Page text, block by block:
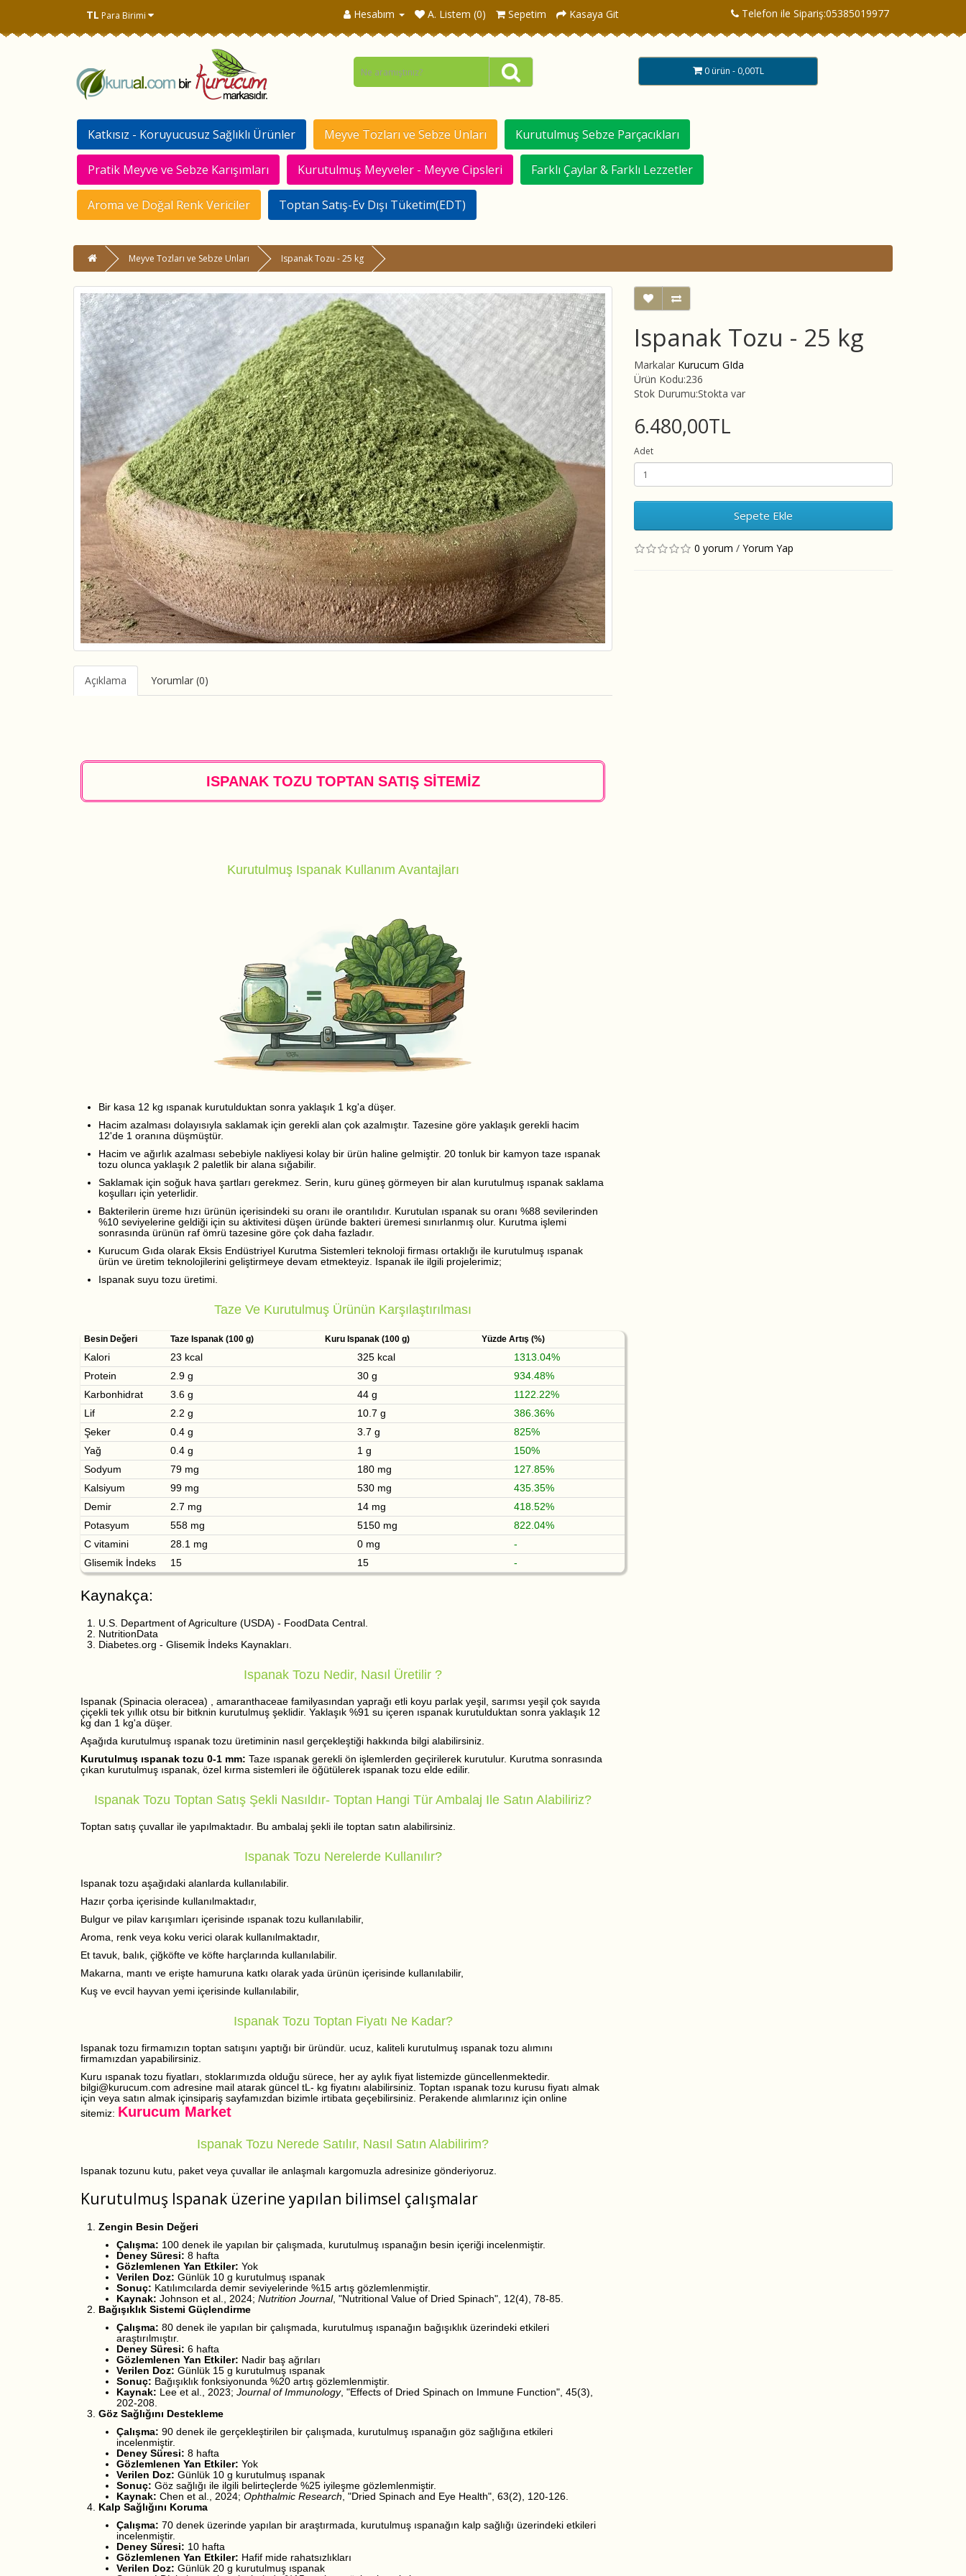
TL Para Birimi Hesabım A. Listem (0) Sepetim Kasaya Git Telefon ile Sipariş:05385019977
0 ürün - 0,00TL
Katkısız - Koruyucusuz Sağlıklı Ürünler Meyve Tozları ve Sebze Unları Kurutulmuş Sebze Parçacıkları
Pratik Meyve ve Sebze Karışımları Kurutulmuş Meyveler - Meyve Cipsleri Farklı Çaylar & Farklı Lezzetler
Aroma ve Doğal Renk Vericiler Toptan Satış-Ev Dışı Tüketim(EDT)
Meyve Tozları ve Sebze Unları Ispanak Tozu - 25 kg
Açıklama Yorumlar (0)
ISPANAK TOZU TOPTAN SATIŞ SİTEMİZ
Kurutulmuş Ispanak Kullanım Avantajları
Bir kasa 12 kg ıspanak kurutulduktan sonra yaklaşık 1 kg'a düşer.
Hacim azalması dolayısıyla saklamak için gerekli alan çok azalmıştır. Tazesine göre yaklaşık gerekli hacim
12'de 1 oranına düşmüştür.
Hacim ve ağırlık azalması sebebiyle nakliyesi kolay bir ürün haline gelmiştir. 20 tonluk bir kamyon taze ıspanak
tozu olunca yaklaşık 2 paletlik bir alana sığabilir.
Saklamak için soğuk hava şartları gerekmez. Serin, kuru güneş görmeyen bir alan kurutulmuş ıspanak saklama
koşulları için yeterlidir.
Bakterilerin üreme hızı ürünün içerisindeki su oranı ile orantılıdır. Kurutulan ıspanak su oranı %88 sevilerinden
%10 seviyelerine geldiği için su aktivitesi düşen üründe bakteri üremesi sınırlanmış olur. Kurutma işlemi
sonrasında ürünün raf ömrü tazesine göre çok daha fazladır.
Kurucum Gıda olarak Eksis Endüstriyel Kurutma Sistemleri teknoloji firması ortaklığı ile kurutulmuş ıspanak
ürün ve üretim teknolojilerini geliştirmeye devam etmekteyiz. Ispanak ile ilgili projelerimiz;
Ispanak suyu tozu üretimi.
Taze Ve Kurutulmuş Ürünün Karşılaştırılması
Besin Değeri Taze Ispanak (100 g) Kuru Ispanak (100 g) Yüzde Artış (%)
Kalori 23 kcal 325 kcal
1313.04%
Protein
2.9 g 30 g
934.48%
Karbonhidrat
3.6 g 44 g
1122.22%
Lif
2.2 g 10.7 g
386.36%
Şeker
0.4 g 3.7 g
825%
Yağ
0.4 g 1 g
150%
Sodyum
79 mg 180 mg
127.85%
Kalsiyum
99 mg 530 mg
435.35%
Demir
2.7 mg 14 mg
418.52%
Potasyum
558 mg 5150 mg
822.04%
C vitamini
28.1 mg 0 mg
-
Glisemik İndeks
15 15 -
Kaynakça:
U.S. Department of Agriculture (USDA) - FoodData Central.
NutritionData
Diabetes.org - Glisemik İndeks Kaynakları.
Ispanak Tozu Nedir, Nasıl Üretilir ?
Ispanak (Spinacia oleracea) , amaranthaceae familyasından yaprağı etli koyu parlak yeşil, sarımsı yeşil çok sayıda
çiçekli tek yıllık otsu bir bitknin kurutulmuş şeklidir. Yaklaşık %91 su içeren ıspanak kurutulduktan sonra yaklaşık 12
kg dan 1 kg'a düşer.
Aşağıda kurutulmuş ıspanak tozu üretiminin nasıl gerçekleştiği hakkında bilgi alabilirsiniz.
Kurutulmuş ıspanak tozu 0-1 mm: Taze ıspanak gerekli ön işlemlerden geçirilerek kurutulur. Kurutma sonrasında
çıkan kurutulmuş ıspanak, özel kırma sistemleri ile öğütülerek ıspanak tozu elde edilir.
Ispanak Tozu Toptan Satış Şekli Nasıldır- Toptan Hangi Tür Ambalaj Ile Satın Alabiliriz?
Toptan satış çuvallar ile yapılmaktadır. Bu ambalaj şekli ile toptan satın alabilirsiniz.
Ispanak Tozu Nerelerde Kullanılır?
Ispanak tozu aşağıdaki alanlarda kullanılabilir.
Hazır çorba içerisinde kullanılmaktadır,
Bulgur ve pilav karışımları içerisinde ıspanak tozu kullanılabilir,
Aroma, renk veya koku verici olarak kullanılmaktadır,
Et tavuk, balık, çiğköfte ve köfte harçlarında kullanılabilir.
Makarna, mantı ve erişte hamuruna katkı olarak yada ürünün içerisinde kullanılabilir,
Kuş ve evcil hayvan yemi içerisinde kullanılabilir,
Ispanak Tozu Toptan Fiyatı Ne Kadar?
Ispanak tozu firmamızın toptan satışını yaptığı bir üründür. ucuz, kaliteli kurutulmuş ıspanak tozu alımını
firmamızdan yapabilirsiniz.
Kuru ıspanak tozu fiyatları, stoklarımızda olduğu sürece, her ay aylık fiyat listemizde güncellenmektedir.
bilgi@kurucum.com adresine mail atarak güncel tL- kg fiyatını alabilirsiniz. Toptan ıspanak tozu kurusu fiyatı almak
için veya satın almak içinsipariş sayfamızdan bizimle irtibata geçebilirsiniz. Perakende alımlarınız için online
sitemiz: Kurucum Market
Ispanak Tozu Nerede Satılır, Nasıl Satın Alabilirim?
Ispanak tozunu kutu, paket veya çuvallar ile anlaşmalı kargomuzla adresinize gönderiyoruz.
Kurutulmuş Ispanak üzerine yapılan bilimsel çalışmalar
Zengin Besin Değeri
Çalışma: 100 denek ile yapılan bir çalışmada, kurutulmuş ıspanağın besin içeriği incelenmiştir.
Deney Süresi: 8 hafta
Gözlemlenen Yan Etkiler: Yok
Verilen Doz: Günlük 10 g kurutulmuş ıspanak
Sonuç: Katılımcılarda demir seviyelerinde %15 artış gözlemlenmiştir.
Kaynak: Johnson et al., 2024; Nutrition Journal, "Nutritional Value of Dried Spinach", 12(4), 78-85.
Bağışıklık Sistemi Güçlendirme
Çalışma: 80 denek ile yapılan bir çalışmada, kurutulmuş ıspanağın bağışıklık üzerindeki etkileri
araştırılmıştır.
Deney Süresi: 6 hafta
Gözlemlenen Yan Etkiler: Nadir baş ağrıları
Verilen Doz: Günlük 15 g kurutulmuş ıspanak
Sonuç: Bağışıklık fonksiyonunda %20 artış gözlemlenmiştir.
Kaynak: Lee et al., 2023; Journal of Immunology, "Effects of Dried Spinach on Immune Function", 45(3),
202-208.
Göz Sağlığını Destekleme
Çalışma: 90 denek ile gerçekleştirilen bir çalışmada, kurutulmuş ıspanağın göz sağlığına etkileri
incelenmiştir.
Deney Süresi: 8 hafta
Gözlemlenen Yan Etkiler: Yok
Verilen Doz: Günlük 10 g kurutulmuş ıspanak
Sonuç: Göz sağlığı ile ilgili belirteçlerde %25 iyileşme gözlemlenmiştir.
Kaynak: Chen et al., 2024; Ophthalmic Research , "Dried Spinach and Eye Health", 63(2), 120-126.
Kalp Sağlığını Koruma
Çalışma: 70 denek üzerinde yapılan bir araştırmada, kurutulmuş ıspanağın kalp sağlığı üzerindeki etkileri
incelenmiştir.
Deney Süresi: 10 hafta
Gözlemlenen Yan Etkiler: Hafif mide rahatsızlıkları
Verilen Doz: Günlük 20 g kurutulmuş ıspanak
Ispanak Tozu - 25 kg
Markalar Kurucum GIda
Ürün Kodu:236
Stok Durumu:Stokta var
6.480,00TL
Adet
Sepete Ekle
0 yorum / Yorum Yap